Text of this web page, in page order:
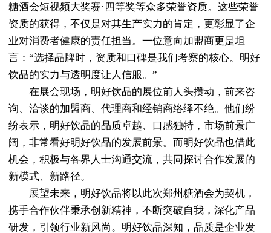
糖酒会短视频大奖赛·四等奖等众多荣誉资质。这些荣誉
资质的获得，不仅是对其生产实力的肯定，更彰显了企
业对消费者健康的责任担当。一位意向加盟商更是坦
言：“选择品牌时，资质和口碑是我们考察的核心。明好
饮品的实力与透明度让人信服。”
在展会现场，明好饮品的展位前人头攒动，前来咨
询、洽谈的加盟商、代理商和经销商络绎不绝。他们纷
纷表示，明好饮品的品质卓越、口感独特，市场前景广
阔，非常看好明好饮品的发展前景。而明好饮品也借此
机会，积极与各界人士沟通交流，共同探讨合作发展的
新模式、新路径。
展望未来，明好饮品将以此次郑州糖酒会为契机，
携手合作伙伴秉承创新精神，不断突破自我，深化产品
研发，引领行业新风尚。明好饮品深知，品质是企业发